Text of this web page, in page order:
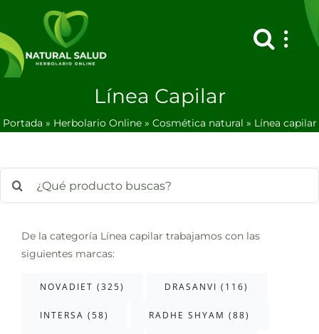
contenido
Línea Capilar
Portada » Herbolario Online» Cosmética natural » Línea capilar
De la categoría Línea capilar trabajamos con las
siguientes marcas:
NOVADIET (325) DRASANVI (116)
INTERSA (58) RADHE SHYAM (88)